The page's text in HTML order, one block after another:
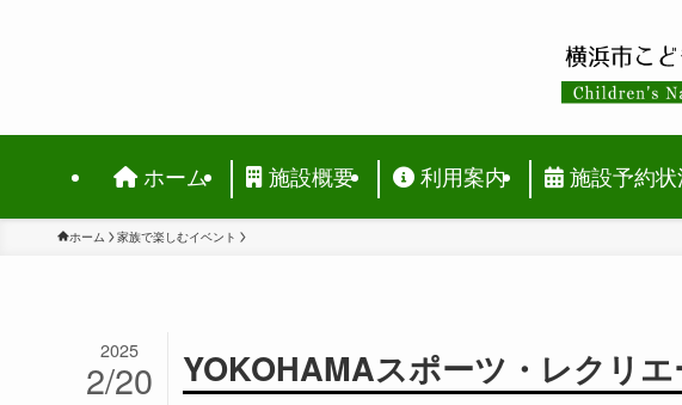
ホーム 施設概要 利用案内 施設予約
ホーム 家族で楽しむイベント
YOKOHAMAスポーツ・レクリ
2025
2/20